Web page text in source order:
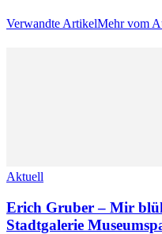
Verwandte ArtikelMehr vom
Aktuell
Erich Gruber – Mir
Stadtgalerie